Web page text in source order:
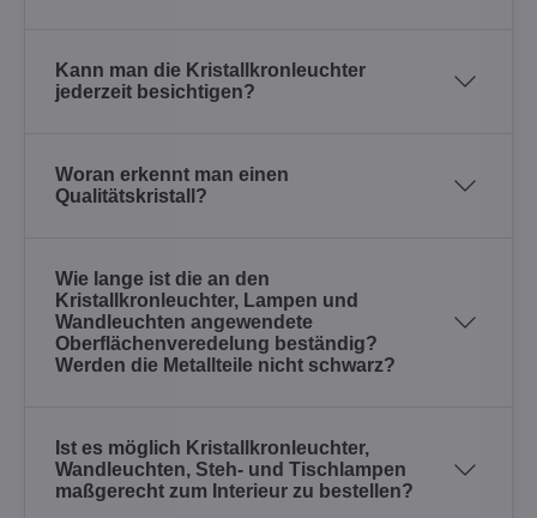
Kann man die Kristallkronleuchter
jederzeit besichtigen?
Woran erkennt man einen
Qualitätskristall?
Wie lange ist die an den
Kristallkronleuchter, Lampen und
Wandleuchten angewendete
Oberflächenveredelung beständig?
Werden die Metallteile nicht schwarz?
Ist es möglich Kristallkronleuchter,
Wandleuchten, Steh- und Tischlampen
maßgerecht zum Interieur zu bestellen?